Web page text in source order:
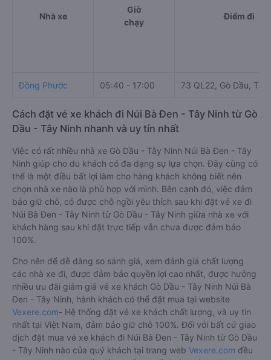
Nhà xe
Giờ
chạy
Điểm đi
Đồng Phước 05:40 - 17:00 73 QL22, Gò Dầu, Tây
Cách đặt vé xe khách đi Núi Bà Đen - Tây Ninh từ Gò
Dầu - Tây Ninh nhanh và uy tín nhất
Việc có rất nhiều nhà xe Gò Dầu - Tây Ninh Núi Bà Đen - Tây
Ninh giúp cho du khách có đa dạng sự lựa chọn. Đây cũng có
thể là một điều bất lợi làm cho hàng khách không biết nên
chọn nhà xe nào là phù hợp với mình. Bên cạnh đó, việc đảm
bảo giữ chỗ, có được chỗ ngồi yêu thích sau khi đặt vé xe đi
Núi Bà Đen - Tây Ninh từ Gò Dầu - Tây Ninh giữa nhà xe với
khách hàng sau khi đặt trực tiếp vẫn chưa được đảm bảo
100%.
Cho nên để dễ dàng so sánh giá, xem đánh giá chất lượng
các nhà xe đi, được đảm bảo quyền lợi cao nhất, được hưởng
nhiều ưu đãi giảm giá vé xe khách Gò Dầu - Tây Ninh Núi Bà
Đen - Tây Ninh, hành khách có thể đặt mua tại website
Vexere.com- Hệ thống đặt vé xe khách chất lượng, và uy tín
nhất tại Việt Nam, đảm bảo giữ chỗ 100%. Đối với bất cứ giao
dịch đặt mua vé xe khách đi Núi Bà Đen - Tây Ninh từ Gò Dầu
- Tây Ninh nào của quý khách tại trang web Vexere.com đều